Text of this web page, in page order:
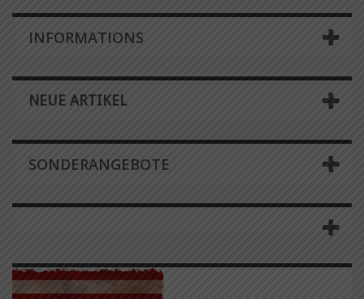
INFORMATIONS
NEUE ARTIKEL
SONDERANGEBOTE